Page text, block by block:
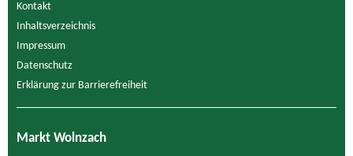
Kontakt
Inhaltsverzeichnis
Impressum
Datenschutz
Erklärung zur Barrierefreiheit
Markt Wolnzach